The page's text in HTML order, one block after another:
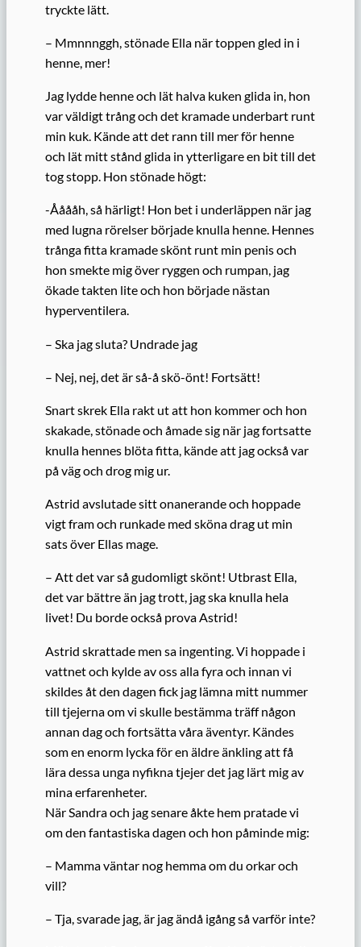
tryckte lätt.
– Mmnnnggh, stönade Ella när toppen gled in i
henne, mer!
Jag lydde henne och lät halva kuken glida in, hon
var väldigt trång och det kramade underbart runt
min kuk. Kände att det rann till mer för henne
och lät mitt stånd glida in ytterligare en bit till det
tog stopp. Hon stönade högt:
-Ååååh, så härligt! Hon bet i underläppen när jag
med lugna rörelser började knulla henne. Hennes
trånga fitta kramade skönt runt min penis och
hon smekte mig över ryggen och rumpan, jag
ökade takten lite och hon började nästan
hyperventilera.
– Ska jag sluta? Undrade jag
– Nej, nej, det är så-å skö-önt! Fortsätt!
Snart skrek Ella rakt ut att hon kommer och hon
skakade, stönade och åmade sig när jag fortsatte
knulla hennes blöta fitta, kände att jag också var
på väg och drog mig ur.
Astrid avslutade sitt onanerande och hoppade
vigt fram och runkade med sköna drag ut min
sats över Ellas mage.
– Att det var så gudomligt skönt! Utbrast Ella,
det var bättre än jag trott, jag ska knulla hela
livet! Du borde också prova Astrid!
Astrid skrattade men sa ingenting. Vi hoppade i
vattnet och kylde av oss alla fyra och innan vi
skildes åt den dagen fick jag lämna mitt nummer
till tjejerna om vi skulle bestämma träff någon
annan dag och fortsätta våra äventyr. Kändes
som en enorm lycka för en äldre änkling att få
lära dessa unga nyfikna tjejer det jag lärt mig av
mina erfarenheter.
När Sandra och jag senare åkte hem pratade vi
om den fantastiska dagen och hon påminde mig:
– Mamma väntar nog hemma om du orkar och
vill?
– Tja, svarade jag, är jag ändå igång så varför inte?